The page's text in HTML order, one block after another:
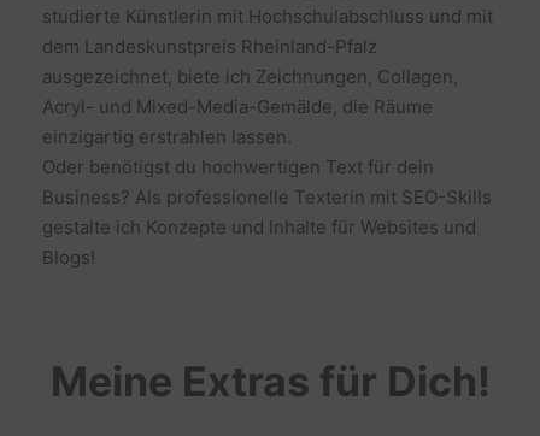
studierte Künstlerin mit Hochschulabschluss und mit
dem Landeskunstpreis Rheinland-Pfalz
ausgezeichnet, biete ich Zeichnungen, Collagen,
Acryl- und Mixed-Media-Gemälde, die Räume
einzigartig erstrahlen lassen.
Oder benötigst du hochwertigen Text für dein
Business? Als professionelle Texterin mit SEO-Skills
gestalte ich Konzepte und Inhalte für Websites und
Blogs!
Meine Extras für Dich!